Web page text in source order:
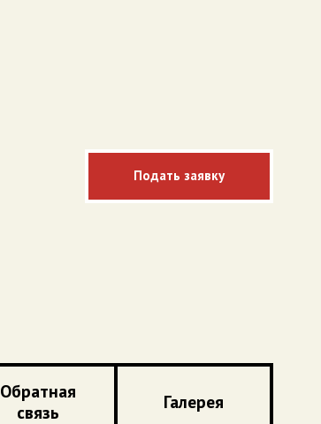
Подать заявку
Обратная
связь
Галерея